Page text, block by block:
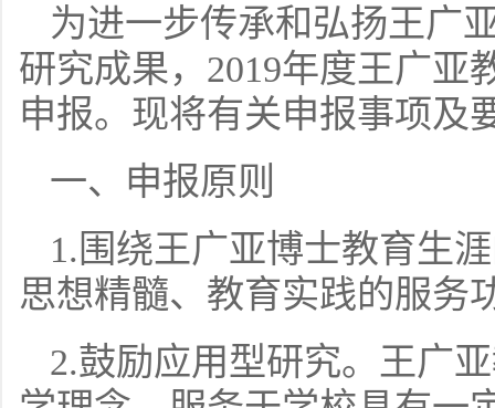
为进一步传承和弘扬王广
研究成果，2019年度王广亚
申报。现将有关申报事项及
一、申报原则
1.围绕王广亚博士教育生
思想精髓、教育实践的服务
2.鼓励应用型研究。王广